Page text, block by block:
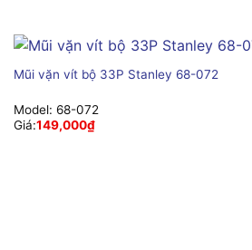
Mũi vặn vít bộ 33P Stanley 68-072
Model: 68-072
Giá:149,000₫